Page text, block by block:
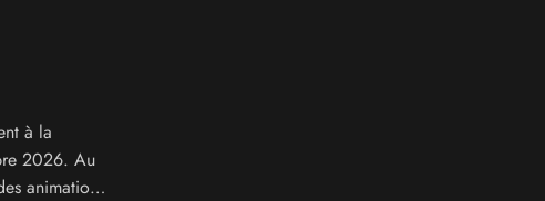
à la
2026. Au
animations